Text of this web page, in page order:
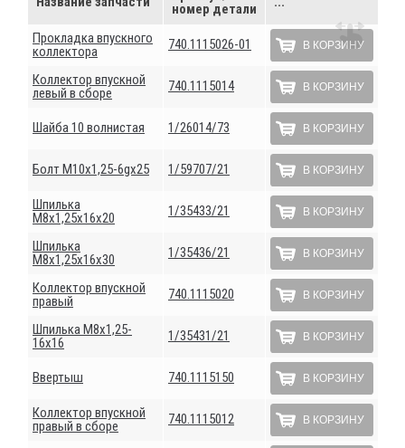
номер детали
Прокладка впускного
коллектора
740.1115026-01 В КОРЗИНУ
Коллектор впускной
левый в сборе
740.1115014 В КОРЗИНУ
Шайба 10 волнистая 1/26014/73 В КОРЗИНУ
Болт М10х1,25-6gх25 1/59707/21 В КОРЗИНУ
Шпилька
М8х1,25х16х20
1/35433/21 В КОРЗИНУ
Шпилька
М8х1,25х16х30
1/35436/21 В КОРЗИНУ
Коллектор впускной
правый
740.1115020 В КОРЗИНУ
Шпилька М8х1,25-
16х16
1/35431/21 В КОРЗИНУ
Ввертыш 740.1115150 В КОРЗИНУ
Коллектор впускной
правый в сборе
740.1115012 В КОРЗИНУ